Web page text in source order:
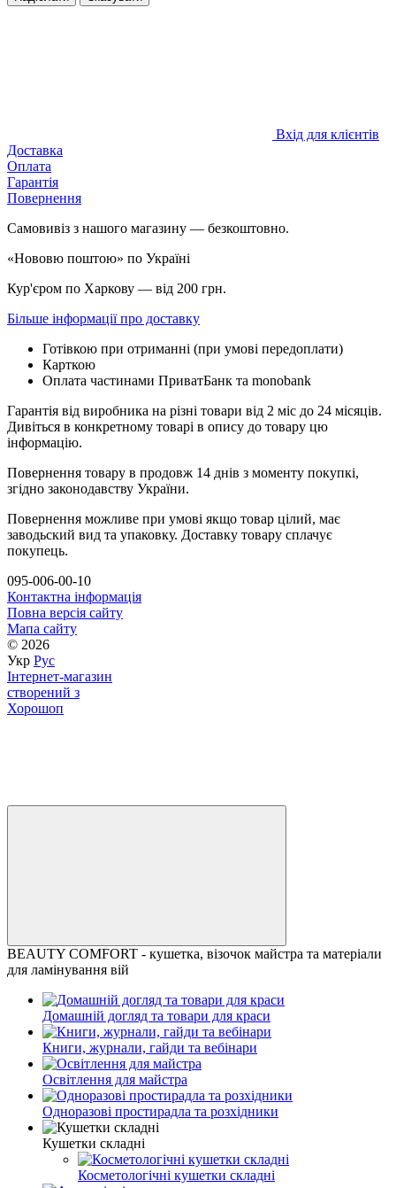
Вхід для клієнтів
Доставка
Оплата
Гарантія
Повернення
Самовивіз з нашого магазину — безкоштовно.
«Нововю поштою» по Україні
Кур'єром по Харкову — від 200 грн.
Більше інформації про доставку
Готівкою при отриманні (при умові передоплати)
Карткою
Оплата частинами ПриватБанк та monobank
Гарантія від виробника на різні товари від 2 міс до 24 місяців.
Дивіться в конкретному товарі в опису до товару цю
інформацію.
Повернення товару в продовж 14 днів з моменту покупкі,
згідно законодавству України.
Повернення можливе при умові якщо товар цілий, має
заводьский вид та упаковку. Доставку товару сплачує
покупець.
095-006-00-10
Контактна інформація
Повна версія сайту
Мапа сайту
© 2026
Укр Рус
Інтернет-магазин
створений з
Хорошоп
BEAUTY COMFORT - кушетка, візочок майстра та матеріали
для ламінування вій
Домашній догляд та товари для краси
Книги, журнали, гайди та вебінари
Освітлення для майстра
Одноразові простирадла та розхідники
Кушетки складні
Косметологічні кушетки складні